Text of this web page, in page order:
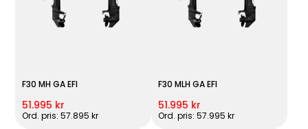
F30 MH GA EFI
51.995 kr
Ord. pris: 57.895 kr
F30 MLH GA EFI
51.995 kr
Ord. pris: 57.995 kr